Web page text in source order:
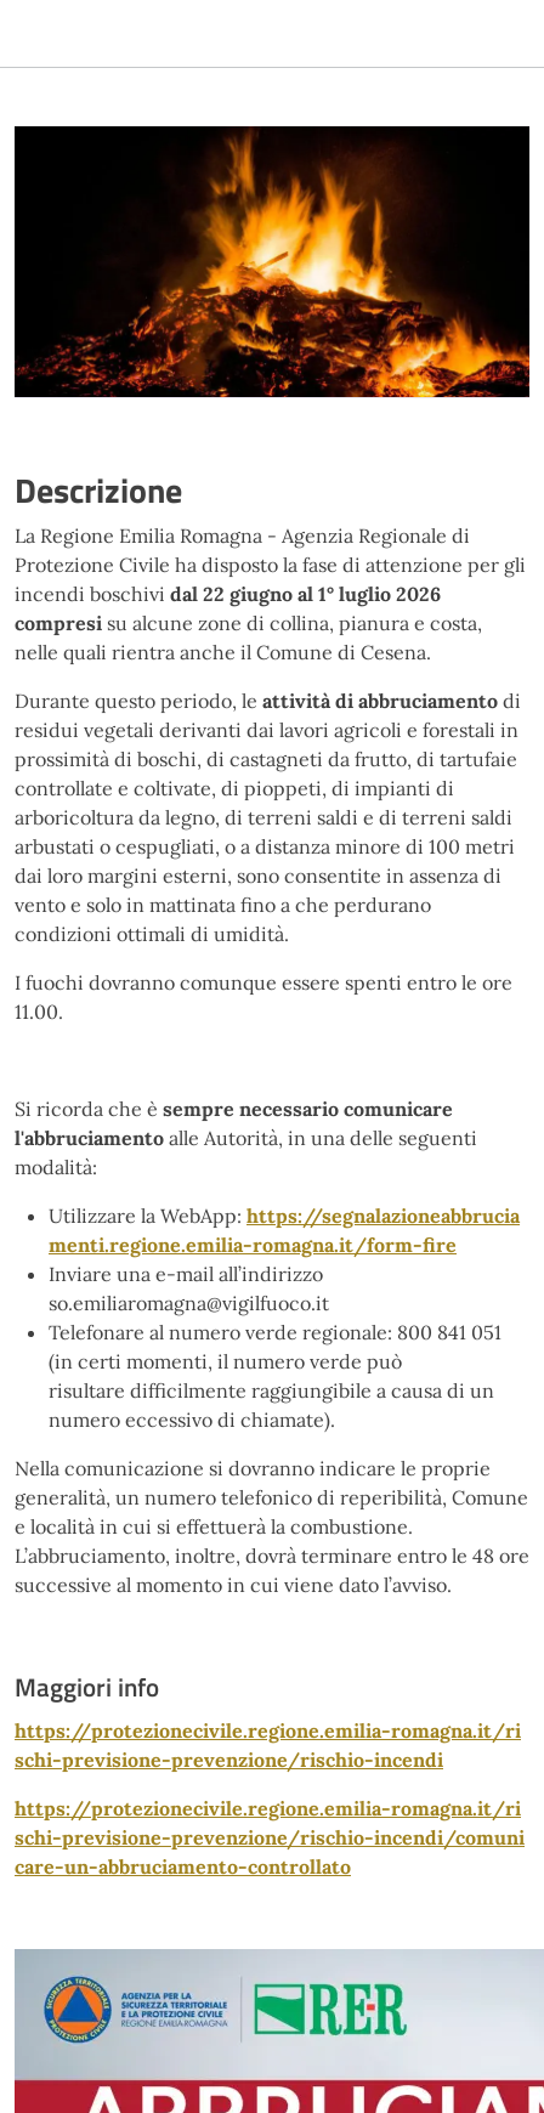
Descrizione
La Regione Emilia Romagna - Agenzia Regionale di
Protezione Civile ha disposto la fase di attenzione per gli
incendi boschivi dal 22 giugno al 1° luglio 2026
compresi su alcune zone di collina, pianura e costa,
nelle quali rientra anche il Comune di Cesena.
Durante questo periodo, le attività di abbruciamento di
residui vegetali derivanti dai lavori agricoli e forestali in
prossimità di boschi, di castagneti da frutto, di tartufaie
controllate e coltivate, di pioppeti, di impianti di
arboricoltura da legno, di terreni saldi e di terreni saldi
arbustati o cespugliati, o a distanza minore di 100 metri
dai loro margini esterni, sono consentite in assenza di
vento e solo in mattinata fino a che perdurano
condizioni ottimali di umidità.
I fuochi dovranno comunque essere spenti entro le ore
11.00.
Si ricorda che è sempre necessario comunicare
l'abbruciamento alle Autorità, in una delle seguenti
modalità:
Utilizzare la WebApp: https://segnalazioneabbrucia
menti.regione.emilia-romagna.it/form-fire
Inviare una e-mail all’indirizzo
so.emiliaromagna@vigilfuoco.it
Telefonare al numero verde regionale: 800 841 051
(in certi momenti, il numero verde può
risultare difficilmente raggiungibile a causa di un
numero eccessivo di chiamate).
Nella comunicazione si dovranno indicare le proprie
generalità, un numero telefonico di reperibilità, Comune
e località in cui si effettuerà la combustione.
L’abbruciamento, inoltre, dovrà terminare entro le 48 ore
successive al momento in cui viene dato l’avviso.
Maggiori info
https://protezionecivile.regione.emilia-romagna.it/ri
schi-previsione-prevenzione/rischio-incendi
https://protezionecivile.regione.emilia-romagna.it/ri
schi-previsione-prevenzione/rischio-incendi/comuni
care-un-abbruciamento-controllato